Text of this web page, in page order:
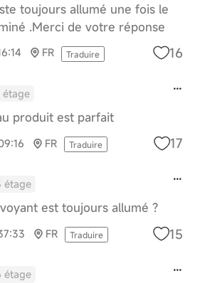
toujours allumé une fois le
.Merci de votre réponse
FR Traduire 16
étage
produit est parfait
FR Traduire 17
étage
est toujours allumé ?
FR Traduire 15
étage